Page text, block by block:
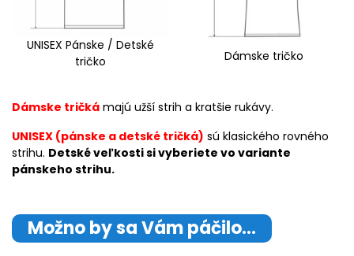
UNISEX Pánske / Detské
tričko
Dámske tričko
Dámske tričká majú užší strih a kratšie rukávy.
UNISEX (pánske a detské tričká) sú klasického rovného
strihu. Detské veľkosti si vyberiete vo variante
pánskeho strihu.
Možno by sa Vám páčilo…